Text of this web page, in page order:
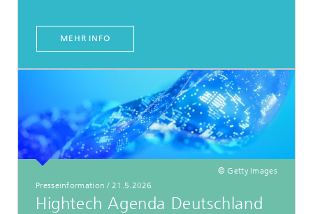
MEHR INFO
© Getty Images
Presseinformation / 21.5.2026
Hightech Agenda Deutschland